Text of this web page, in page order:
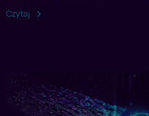
Czytaj